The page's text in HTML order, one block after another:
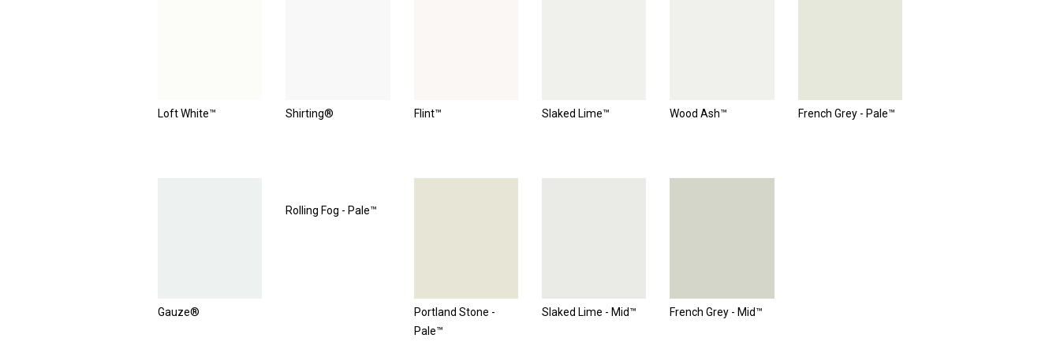
Loft White™ Shirting® Flint™ Slaked Lime™ Wood Ash™ French Grey - Pale™
Gauze®
Rolling Fog - Pale™
Portland Stone -
Pale™
Slaked Lime - Mid™ French Grey - Mid™